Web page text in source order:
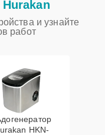
и узнайте
работ
HKN-